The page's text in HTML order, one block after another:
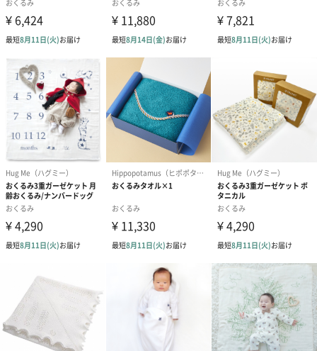
商品オプション情報
紙袋
お渡し用の紙袋です。
商品に合わせたサイズをお届けします。
あり（280円）
メッセージカード（通常・写真・グリーティング）